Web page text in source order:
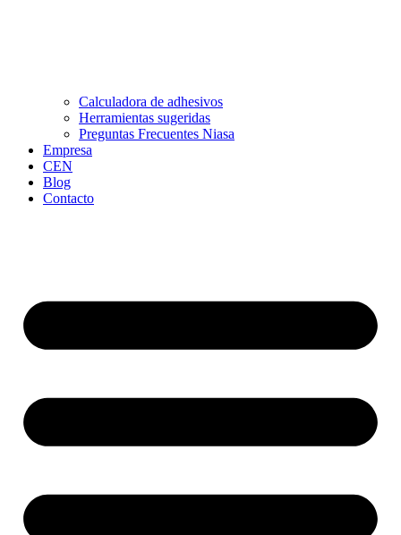
Calculadora de adhesivos
Herramientas sugeridas
Preguntas Frecuentes Niasa
Empresa
CEN
Blog
Contacto